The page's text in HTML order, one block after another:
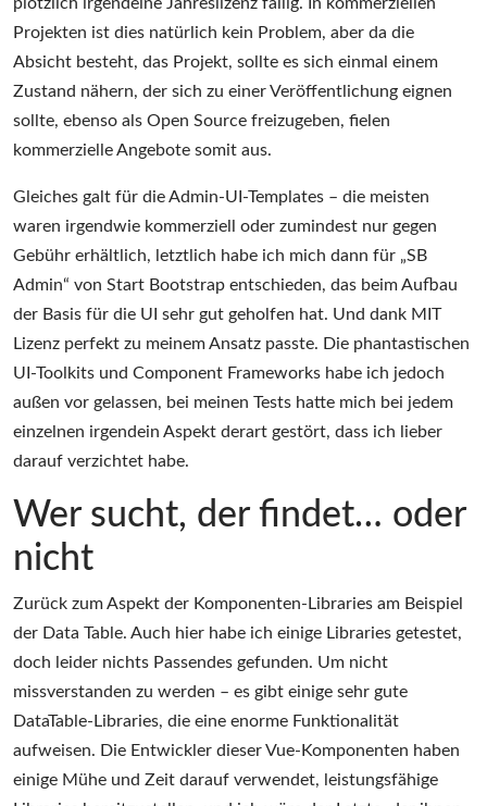
plötzlich irgendeine Jahreslizenz fällig. In kommerziellen
Projekten ist dies natürlich kein Problem, aber da die
Absicht besteht, das Projekt, sollte es sich einmal einem
Zustand nähern, der sich zu einer Veröffentlichung eignen
sollte, ebenso als Open Source freizugeben, fielen
kommerzielle Angebote somit aus.
Gleiches galt für die Admin-UI-Templates – die meisten
waren irgendwie kommerziell oder zumindest nur gegen
Gebühr erhältlich, letztlich habe ich mich dann für „SB
Admin“ von Start Bootstrap entschieden, das beim Aufbau
der Basis für die UI sehr gut geholfen hat. Und dank MIT
Lizenz perfekt zu meinem Ansatz passte. Die phantastischen
UI-Toolkits und Component Frameworks habe ich jedoch
außen vor gelassen, bei meinen Tests hatte mich bei jedem
einzelnen irgendein Aspekt derart gestört, dass ich lieber
darauf verzichtet habe.
Wer sucht, der findet… oder
nicht
Zurück zum Aspekt der Komponenten-Libraries am Beispiel
der Data Table. Auch hier habe ich einige Libraries getestet,
doch leider nichts Passendes gefunden. Um nicht
missverstanden zu werden – es gibt einige sehr gute
DataTable-Libraries, die eine enorme Funktionalität
aufweisen. Die Entwickler dieser Vue-Komponenten haben
einige Mühe und Zeit darauf verwendet, leistungsfähige